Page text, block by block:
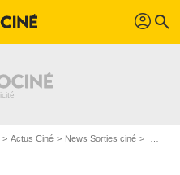
profil search
Actus Ciné News Sorties ciné